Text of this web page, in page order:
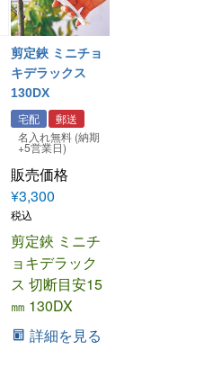
剪定鋏 ミニチョ
キデラックス
130DX
宅配
郵送
名入れ無料 (納期
+5営業日)
販売価格
¥3,300
税込
剪定鋏 ミニチ
ョキデラック
ス 切断目安15
㎜ 130DX
詳細を見る